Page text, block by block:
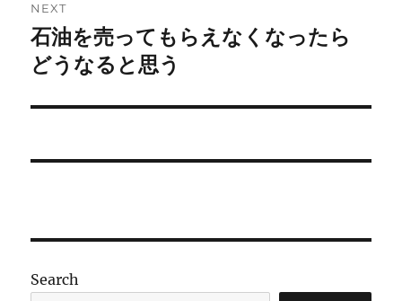
NEXT
Next
post:
石油を売ってもらえなくなったら
どうなると思う
Search